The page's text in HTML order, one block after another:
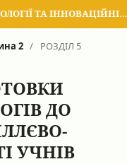
СУЧАСНІ ІНФОРМАЦІЙНІ ТЕХНОЛОГІЇ ТА ІННОВАЦІЙНІ МЕТОДИКИ НАВЧАННЯ В ПІДГОТОВЦІ ФАХІВЦІВ: МЕТОДОЛОГІЯ, ТЕОРІЯ, ДОСВІД, ПРОБЛЕМИ
2 / РОЗДІЛ 5
ДО
УЧНІВ